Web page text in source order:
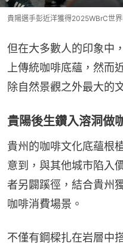
貴陽選手彭近洋獲得2025WBrC世
但在大多數人的印象中
上傳統咖啡底蘊，然而
除自然景觀之外最大的
貴陽後生鑽入溶洞做
貴州的咖啡文化底蘊根
意到，與其他城市陷入
者另闢蹊徑，結合貴州
咖啡消費場景。
不僅有鋼樑扎在岩層中